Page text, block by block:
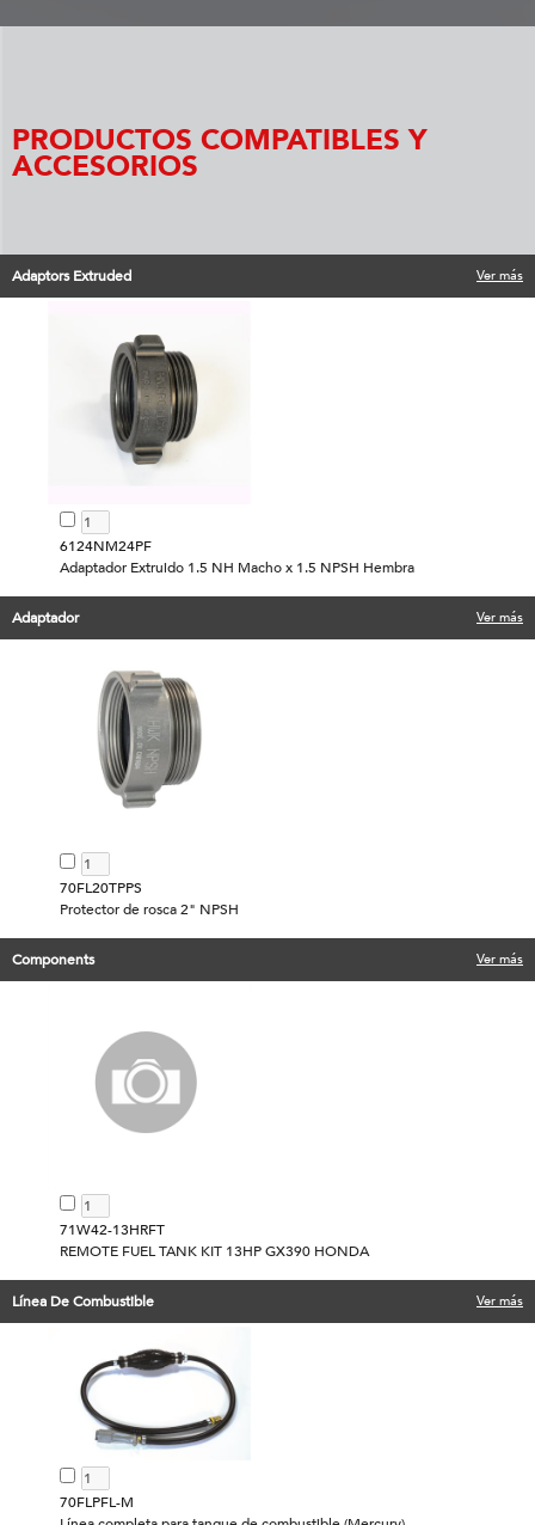
PRODUCTOS COMPATIBLES Y
ACCESORIOS
Adaptors Extruded Ver más
6124NM24PF
Adaptador Extruido 1.5 NH Macho x 1.5 NPSH Hembra
Adaptador Ver más
70FL20TPPS
Protector de rosca 2" NPSH
Components Ver más
71W42-13HRFT
REMOTE FUEL TANK KIT 13HP GX390 HONDA
Línea De Combustible Ver más
70FLPFL-M